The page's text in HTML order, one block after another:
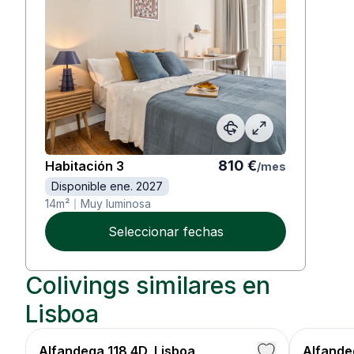
Habitación 3 810 €/mes
Disponible ene. 2027
14m² Muy luminosa
Seleccionar fechas
Colivings similares en
Lisboa
Alfandega 118 4D, Lisboa